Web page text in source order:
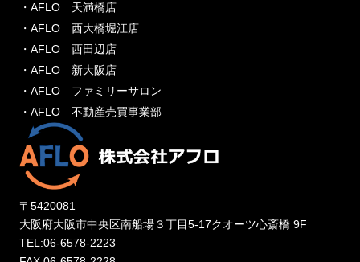
・AFLO 天満橋店
・AFLO 西大橋堀江店
・AFLO 西田辺店
・AFLO 新大阪店
・AFLO ファミリーサロン
・AFLO 不動産売買事業部
〒5420081
大阪府大阪市中央区南船場３丁目5-17クオーツ心斎橋 9F
TEL:06-6578-2223